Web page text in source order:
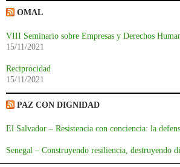
OMAL
VIII Seminario sobre Empresas y Derechos
15/11/2021
Reciprocidad
15/11/2021
PAZ CON DIGNIDAD
El Salvador – Resistencia con conciencia: la
Senegal – Construyendo resiliencia, destruyendo